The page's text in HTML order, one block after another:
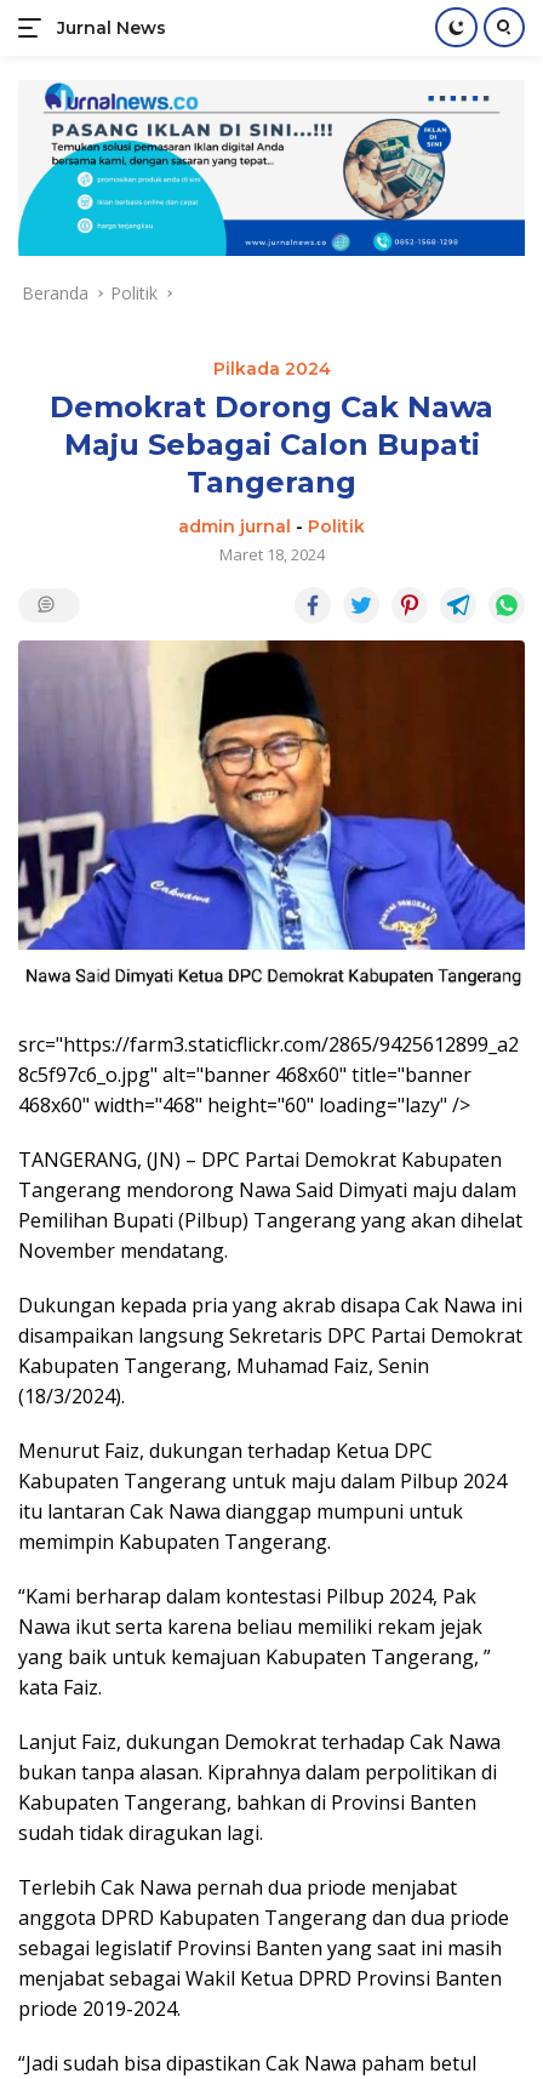
konten
Jurnal News
Jendela
Rakyat
Beranda Politik
Pilkada 2024
Demokrat Dorong Cak Nawa
Maju Sebagai Calon Bupati
Tangerang
admin jurnal - Politik
Maret 18, 2024
src="https://farm3.staticflickr.com/2865/9425612899_a2
8c5f97c6_o.jpg" alt="banner 468x60" title="banner
468x60" width="468" height="60" loading="lazy" />
TANGERANG, (JN) – DPC Partai Demokrat Kabupaten
Tangerang mendorong Nawa Said Dimyati maju dalam
Pemilihan Bupati (Pilbup) Tangerang yang akan dihelat
November mendatang.
Dukungan kepada pria yang akrab disapa Cak Nawa ini
disampaikan langsung Sekretaris DPC Partai Demokrat
Kabupaten Tangerang, Muhamad Faiz, Senin
(18/3/2024).
Menurut Faiz, dukungan terhadap Ketua DPC
Kabupaten Tangerang untuk maju dalam Pilbup 2024
itu lantaran Cak Nawa dianggap mumpuni untuk
memimpin Kabupaten Tangerang.
“Kami berharap dalam kontestasi Pilbup 2024, Pak
Nawa ikut serta karena beliau memiliki rekam jejak
yang baik untuk kemajuan Kabupaten Tangerang, ”
kata Faiz.
Lanjut Faiz, dukungan Demokrat terhadap Cak Nawa
bukan tanpa alasan. Kiprahnya dalam perpolitikan di
Kabupaten Tangerang, bahkan di Provinsi Banten
sudah tidak diragukan lagi.
Terlebih Cak Nawa pernah dua priode menjabat
anggota DPRD Kabupaten Tangerang dan dua priode
sebagai legislatif Provinsi Banten yang saat ini masih
menjabat sebagai Wakil Ketua DPRD Provinsi Banten
priode 2019-2024.
“Jadi sudah bisa dipastikan Cak Nawa paham betul